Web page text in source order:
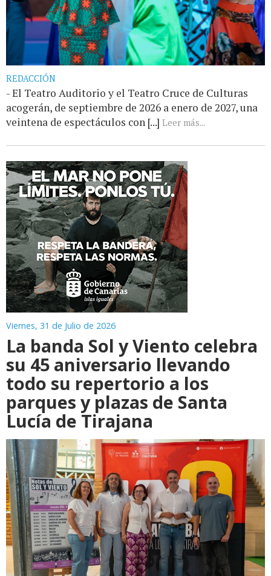
REDACCIÓN
- El Teatro Auditorio y el Teatro Cruce de Culturas
acogerán, de septiembre de 2026 a enero de 2027, una
veintena de espectáculos con [...] Leer más...
Viernes, 31 de Julio de 2026
La banda Sol y Viento celebra
su 45 aniversario llevando
todo su repertorio a los
parques y plazas de Santa
Lucía de Tirajana